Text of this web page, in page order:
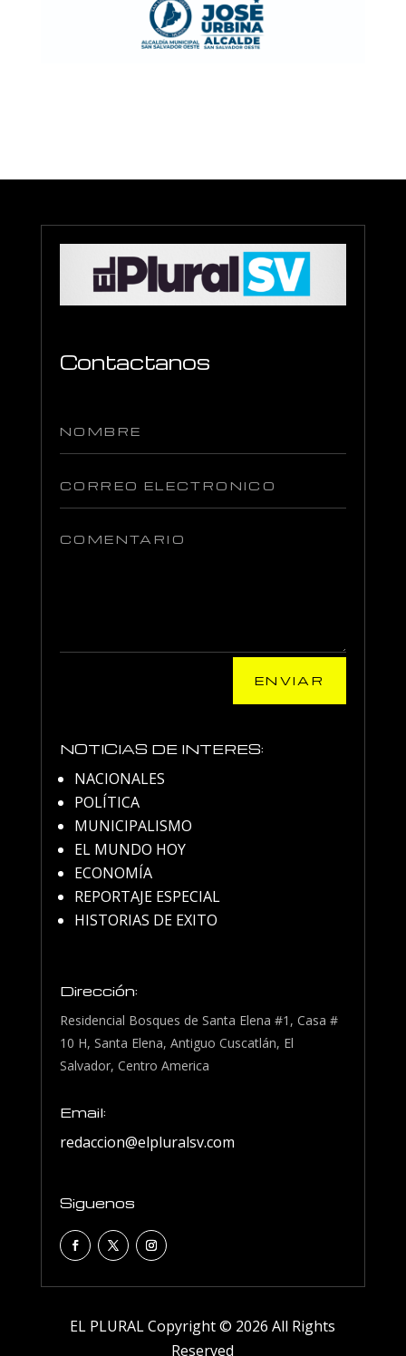
Contactanos
ENVIAR
NOTICIAS DE INTERES:
NACIONALES
POLÍTICA
MUNICIPALISMO
EL MUNDO HOY
ECONOMÍA
REPORTAJE ESPECIAL
HISTORIAS DE EXITO
Dirección:
Residencial Bosques de Santa Elena #1, Casa #
10 H, Santa Elena, Antiguo Cuscatlán, El
Salvador, Centro America
Email:
redaccion@elpluralsv.com
Siguenos
EL PLURAL Copyright © 2026 All Rights
Reserved